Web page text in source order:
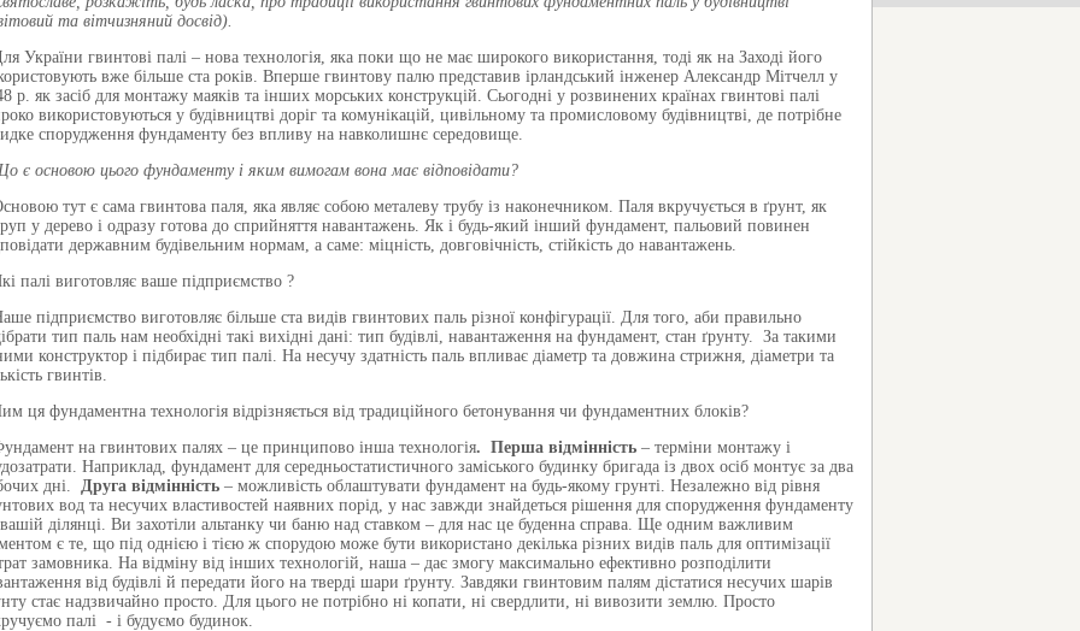
та вітчизняний досвід).
України гвинтові палі – нова технологія, яка поки що не має широкого використання, тоді як на Заході його
вже більше ста років. Вперше гвинтову палю представив ірландський інженер Александр Мітчелл у
р. як засіб для монтажу маяків та інших морських конструкцій. Сьогодні у розвинених країнах гвинтові палі
використовуються у будівництві доріг та комунікацій, цивільному та промисловому будівництві, де потрібне
спорудження фундаменту без впливу на навколишнє середовище.
є основою цього фундаменту і яким вимогам вона має відповідати?
тут є сама гвинтова паля, яка являє собою металеву трубу із наконечником. Паля вкручується в ґрунт, як
у дерево і одразу готова до сприйняття навантажень. Як і будь-який інший фундамент, пальовий повинен
державним будівельним нормам, а саме: міцність, довговічність, стійкість до навантажень.
палі виготовляє ваше підприємство ?
підприємство виготовляє більше ста видів гвинтових паль різної конфігурації. Для того, аби правильно
тип паль нам необхідні такі вихідні дані: тип будівлі, навантаження на фундамент, стан ґрунту. За такими
конструктор і підбирає тип палі. На несучу здатність паль впливає діаметр та довжина стрижня, діаметри та
гвинтів.
ця фундаментна технологія відрізняється від традиційного бетонування чи фундаментних блоків?
на гвинтових палях – це принципово інша технологія. Перша відмінність – терміни монтажу і
Наприклад, фундамент для середньостатистичного заміського будинку бригада із двох осіб монтує за два
дні. Друга відмінність – можливість облаштувати фундамент на будь-якому грунті. Незалежно від рівня
вод та несучих властивостей наявних порід, у нас завжди знайдеться рішення для спорудження фундаменту
ділянці. Ви захотіли альтанку чи баню над ставком – для нас це буденна справа. Ще одним важливим
є те, що під однією і тією ж спорудою може бути використано декілька різних видів паль для оптимізації
замовника. На відміну від інших технологій, наша – дає змогу максимально ефективно розподілити
від будівлі й передати його на тверді шари ґрунту. Завдяки гвинтовим палям дістатися несучих шарів
стає надзвичайно просто. Для цього не потрібно ні копати, ні свердлити, ні вивозити землю. Просто
палі - і будуємо будинок.